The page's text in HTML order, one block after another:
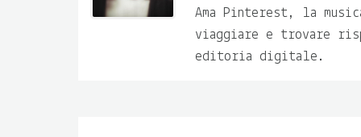
Ama Pinterest, la
viaggiare e trovare
editoria digitale.